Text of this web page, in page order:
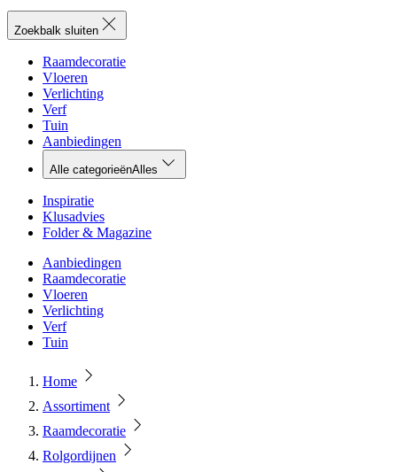
Zoekbalk sluiten
Raamdecoratie
Vloeren
Verlichting
Verf
Tuin
Aanbiedingen
Alle categorieënAlles
Inspiratie
Klusadvies
Folder & Magazine
Aanbiedingen
Raamdecoratie
Vloeren
Verlichting
Verf
Tuin
Home
Assortiment
Raamdecoratie
Rolgordijnen